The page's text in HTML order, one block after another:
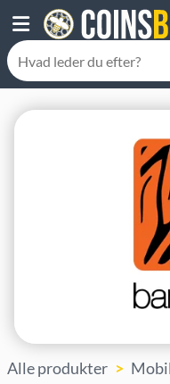
Alle produkter